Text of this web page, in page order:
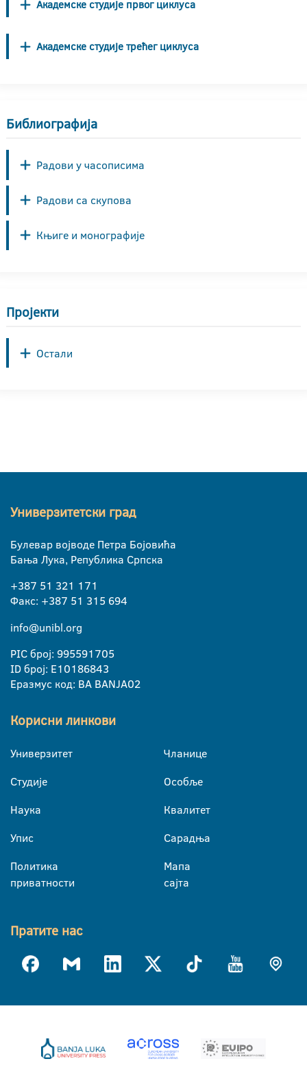
Академске студије првог циклуса
Академске студије трећег циклуса
Библиографија
Радови у часописима
Радови са скупова
Књиге и монографије
Пројекти
Остали
Универзитетски град
Булевар војводе Петра Бојовића
Бања Лука, Република Српска
+387 51 321 171
Факс: +387 51 315 694
info@unibl.org
PIC број: 995591705
ID број: E10186843
Еразмус код: BA BANJA02
Корисни линкови
Универзитет
Студије
Наука
Упис
Политика
приватности
Чланице
Особље
Квалитет
Сарадња
Мапа
сајта
Пратите нас